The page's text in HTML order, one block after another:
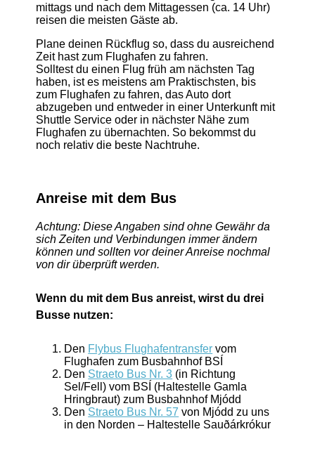
mittags und nach dem Mittagessen (ca. 14 Uhr)
reisen die meisten Gäste ab.
Plane deinen Rückflug so, dass du ausreichend
Zeit hast zum Flughafen zu fahren.
Solltest du einen Flug früh am nächsten Tag
haben, ist es meistens am Praktischsten, bis
zum Flughafen zu fahren, das Auto dort
abzugeben und entweder in einer Unterkunft mit
Shuttle Service oder in nächster Nähe zum
Flughafen zu übernachten. So bekommst du
noch relativ die beste Nachtruhe.
Anreise mit dem Bus
Achtung: Diese Angaben sind ohne Gewähr da
sich Zeiten und Verbindungen immer ändern
können und sollten vor deiner Anreise nochmal
von dir überprüft werden.
Wenn du mit dem Bus anreist, wirst du drei
Busse nutzen:
Den Flybus Flughafentransfer vom
Flughafen zum Busbahnhof BSÍ
Den Straeto Bus Nr. 3 (in Richtung
Sel/Fell) vom BSÍ (Haltestelle Gamla
Hringbraut) zum Busbahnhof Mjódd
Den Straeto Bus Nr. 57 von Mjódd zu uns
in den Norden – Haltestelle Sauðárkrókur